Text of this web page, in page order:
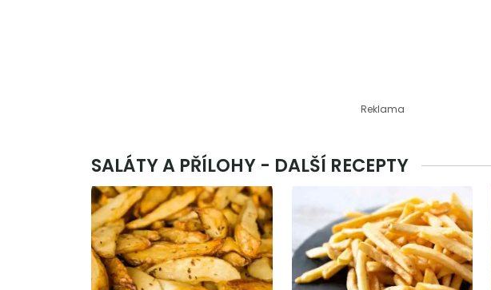
Reklama
SALÁTY A PŘÍLOHY - DALŠÍ RECEPTY